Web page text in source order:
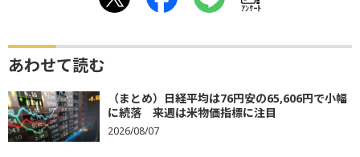
ｱﾝｹｰﾄ
あわせて読む
（まとめ）日経平均は76円安の65,606円で小幅
に続落 来週は米物価指標に注目
2026/08/07